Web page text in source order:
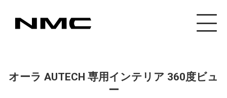
カスタマイズ事
オーラ AUTECH 専用インテリア 360度ビュ
ー